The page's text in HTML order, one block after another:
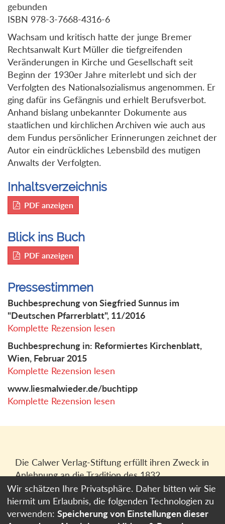
gebunden
ISBN 978-3-7668-4316-6
Wachsam und kritisch hatte der junge Bremer
Rechtsanwalt Kurt Müller die tiefgreifenden
Veränderungen in Kirche und Gesellschaft seit
Beginn der 1930er Jahre miterlebt und sich der
Verfolgten des Nationalsozialismus angenommen. Er
ging dafür ins Gefängnis und erhielt Berufsverbot.
Anhand bislang unbekannter Dokumente aus
staatlichen und kirchlichen Archiven wie auch aus
dem Fundus persönlicher Erinnerungen zeichnet der
Autor ein eindrückliches Lebensbild des mutigen
Anwalts der Verfolgten.
Inhaltsverzeichnis
PDF anzeigen
Blick ins Buch
PDF anzeigen
Pressestimmen
Buchbesprechung von Siegfried Sunnus im
"Deutschen Pfarrerblatt", 11/2016
Komplette Rezension lesen
Buchbesprechung in: Reformiertes Kirchenblatt,
Wien, Februar 2015
Komplette Rezension lesen
www.liesmalwieder.de/buchtipp
Komplette Rezension lesen
Die Calwer Verlag-Stiftung erfüllt ihren Zweck in
Anlehnung an die Tradition des 1832
gegründeten Calwer Verlagsvereins, der
heutigen Calwer Verlag Bücher und Medien
GmbHin Stuttgart.
Wir schätzen Ihre Privatsphäre. Daher bitten wir Sie
hiermit um Erlaubnis, die folgenden Technologien zu
verwenden: Speicherung von Einstellungen dieser